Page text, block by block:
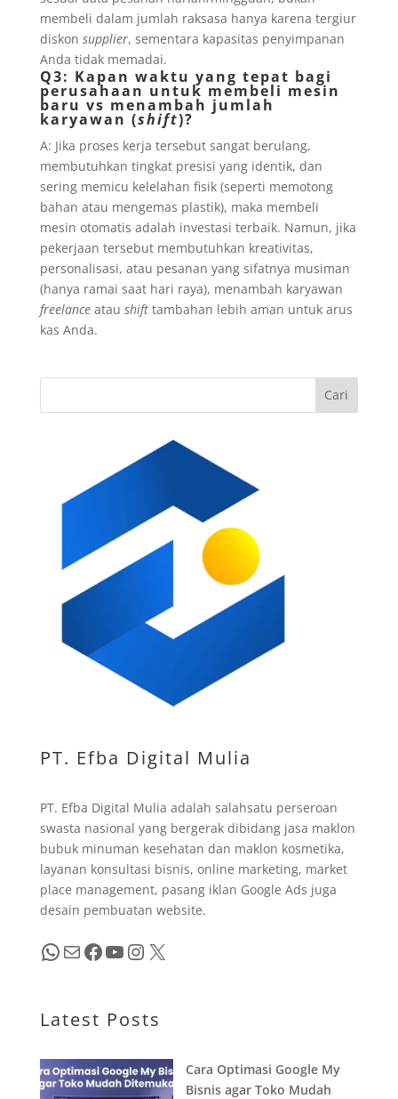
membeli dalam jumlah raksasa hanya karena tergiur
diskon supplier, sementara kapasitas penyimpanan
Anda tidak memadai.
Q3: Kapan waktu yang tepat bagi
perusahaan untuk membeli mesin
baru vs menambah jumlah
karyawan (shift)?
A: Jika proses kerja tersebut sangat berulang,
membutuhkan tingkat presisi yang identik, dan
sering memicu kelelahan fisik (seperti memotong
bahan atau mengemas plastik), maka membeli
mesin otomatis adalah investasi terbaik. Namun, jika
pekerjaan tersebut membutuhkan kreativitas,
personalisasi, atau pesanan yang sifatnya musiman
(hanya ramai saat hari raya), menambah karyawan
freelanceatau shifttambahan lebih aman untuk arus
kas Anda.
Cari
PT. Efba Digital Mulia
PT. Efba Digital Mulia adalah salahsatu perseroan
swasta nasional yang bergerak dibidang jasa maklon
bubuk minuman kesehatan dan maklon kosmetika,
layanan konsultasi bisnis, online marketing, market
place management, pasang iklan Google Ads juga
desain pembuatan website.
WhatsApp Mail Facebook YouTube InstagramX
Latest Posts
Cara Optimasi Google My
Bisnis agar Toko Mudah